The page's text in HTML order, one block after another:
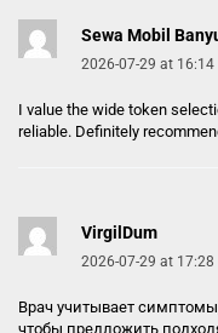
Sewa Mobil
2026-07-29 at 16:14
I value the wide token
reliable. Definitely
VirgilDum
2026-07-29 at 17:28
Врач учитывает
чтобы предложить